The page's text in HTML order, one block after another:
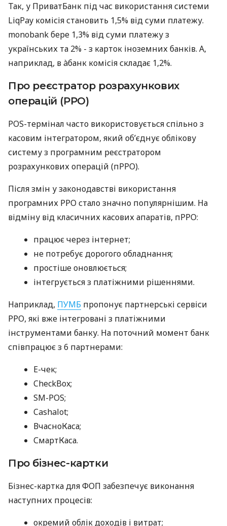
Так, у ПриватБанк під час використання системи
LiqPay комісія становить 1,5% від суми платежу.
monobank бере 1,3% від суми платежу з
українських та 2% - з карток іноземних банків. А,
наприклад, в àбанк комісія складає 1,2%.
Про реєстратор розрахункових
операцій (РРО)
POS-термінал часто використовується спільно з
касовим інтегратором, який об’єднує облікову
систему з програмним реєстратором
розрахункових операцій (пРРО).
Після змін у законодавстві використання
програмних РРО стало значно популярнішим. На
відміну від класичних касових апаратів, пРРО:
працює через інтернет;
не потребує дорогого обладнання;
простіше оновлюється;
інтегрується з платіжними рішеннями.
Наприклад, ПУМБ пропонує партнерські сервіси
РРО, які вже інтегровані з платіжними
інструментами банку. На поточний момент банк
співпрацює з 6 партнерами:
E-чек;
CheckBox;
SM-POS;
Cashalot;
ВчасноКаса;
СмартКаса.
Про бізнес-картки
Бізнес-картка для ФОП забезпечує виконання
наступних процесів:
окремий облік доходів і витрат;